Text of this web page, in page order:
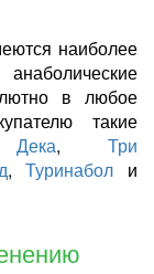
наиболее
в любое
такие
Дека, Три
,Туринабол и